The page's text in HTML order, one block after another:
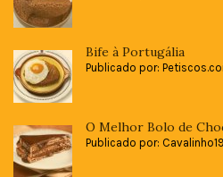
Bife à Portugália
Publicado por:
O Melhor Bolo de
Publicado por: